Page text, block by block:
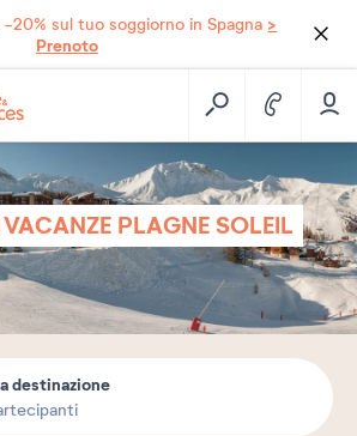
sul tuo soggiorno in Spagna >
Prenoto
PLAGNE SOLEIL
destinazione